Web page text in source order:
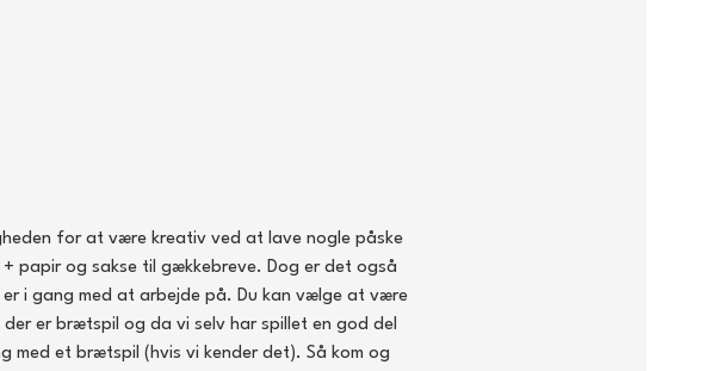
for at være kreativ ved at lave nogle påske
papir og sakse til gækkebreve. Dog er det også
i gang med at arbejde på. Du kan vælge at være
er brætspil og da vi selv har spillet en god del
med et brætspil (hvis vi kender det). Så kom og